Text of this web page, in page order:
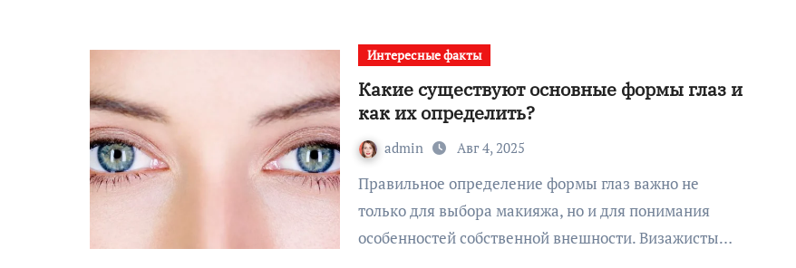
Интересные факты
Какие существуют основные формы глаз и
как их определить?
admin Авг 4, 2025
Правильное определение формы глаз важно не
только для выбора макияжа, но и для понимания
особенностей собственной внешности. Визажисты…